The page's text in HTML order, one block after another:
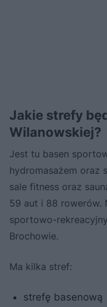
Jakie strefy
Wilanowskiej?
Jest tu basen
hydromasażem oraz
sale fitness oraz
59 aut i 88 rowerów.
sportowo-
Brochowie.
Ma kilka stref:
strefę basenową